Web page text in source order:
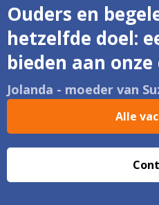
Ouders en
hetzelfde doel:
bieden aan
Jolanda - moeder van
Alle